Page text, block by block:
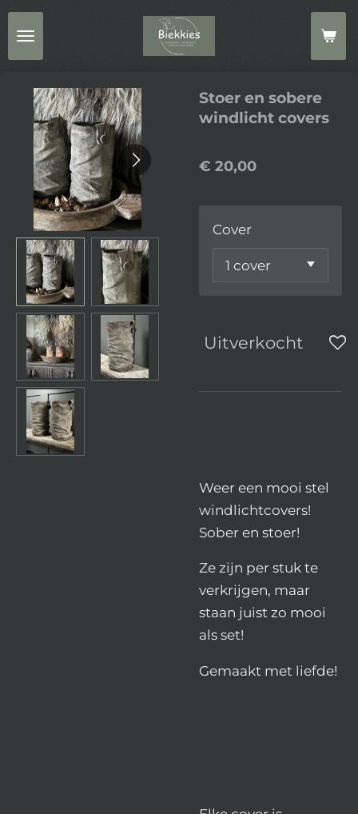
Ga
direct
naar
hoofdinhoud
Stoer en sobere
windlicht covers
€ 20,00
Cover
Uitverkocht
Weer een mooi stel
windlichtcovers!
Sober en stoer!
Ze zijn per stuk te
verkrijgen, maar
staan juist zo mooi
als set!
Gemaakt met liefde!